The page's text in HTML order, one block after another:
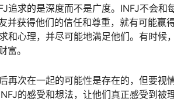
追求的是深度而不是广度。INFJ不会和
并获得他们的信任和尊重，就有可能赢
和心理，并尽可能地满足他们。有时候
富。
再次在一起的可能性是存在的，但要视
的感受和想法，让他们真正感受到被